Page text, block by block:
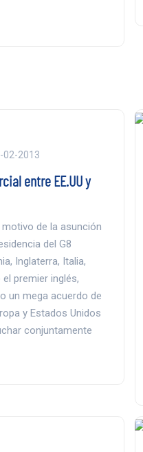
02-2013
entre EE.UU y
de la asunción
del G8
Inglaterra, Italia,
premier inglés,
un mega acuerdo de
y Estados Unidos
conjuntamente